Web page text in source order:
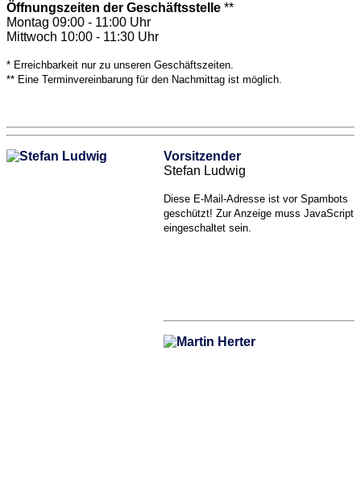
Öffnungszeiten der Geschäftsstelle **
Montag 09:00 - 11:00 Uhr
Mittwoch 10:00 - 11:30 Uhr
* Erreichbarkeit nur zu unseren Geschäftszeiten.
** Eine Terminvereinbarung für den Nachmittag ist möglich.
Vorsitzender
Stefan Ludwig
Diese E-Mail-Adresse ist vor Spambots
geschützt! Zur Anzeige muss JavaScript
eingeschaltet sein.